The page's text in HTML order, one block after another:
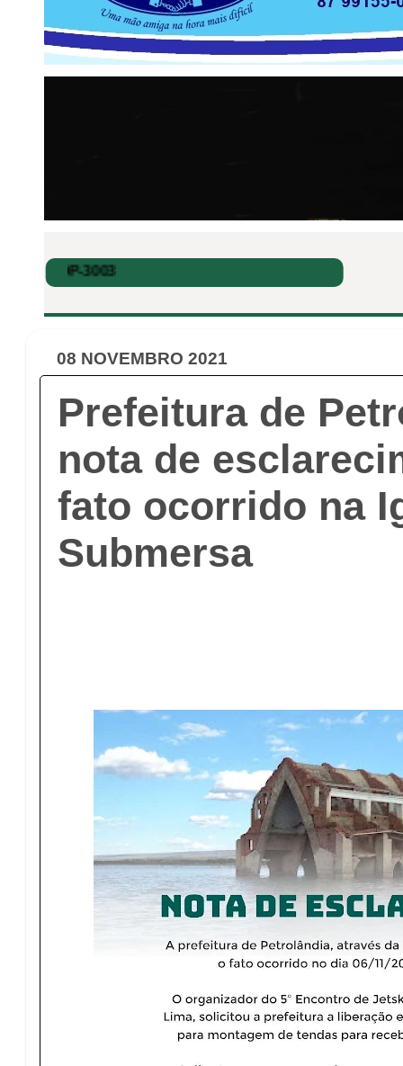
08 NOVEMBRO 2021
Prefeitura de
nota de
fato ocorrido na
Submersa